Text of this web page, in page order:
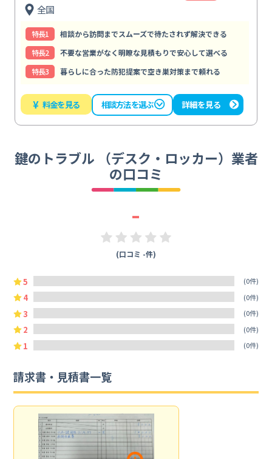
全国
特⻑1
相談から訪問までスムーズで待たされず解決できる
特⻑2
不要な営業がなく明瞭な見積もりで安心して選べる
特⻑3
暮らしに合った防犯提案で空き巣対策まで頼れる
¥ 料金を見る 相談方法を選ぶ 詳細を見る
鍵のトラブル （デスク・ロッカー）業者
の口コミ
-
(口コミ -件)
5 (0件)
4 (0件)
3 (0件)
2 (0件)
1 (0件)
請求書・見積書一覧